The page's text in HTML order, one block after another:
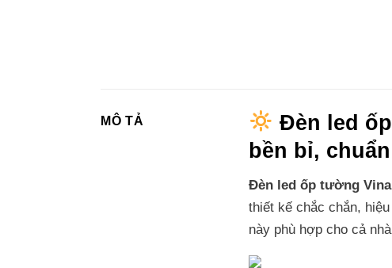
MÔ TẢ
Đèn led
bền bỉ,
Đèn led ốp tường
thiết kế chắc chắn,
này phù hợp cho cả